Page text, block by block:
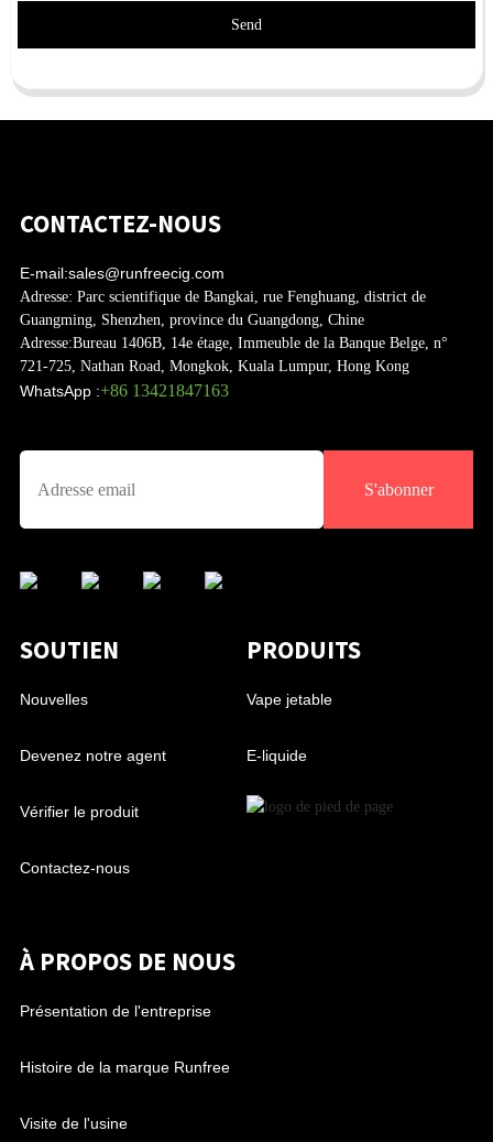
Send
CONTACTEZ-NOUS
E-mail:sales@runfreecig.com
Adresse: Parc scientifique de Bangkai, rue Fenghuang, district de
Guangming, Shenzhen, province du Guangdong, Chine
Adresse:Bureau 1406B, 14e étage, Immeuble de la Banque Belge, n°
721-725, Nathan Road, Mongkok, Kuala Lumpur, Hong Kong
WhatsApp :+86 13421847163
S'abonner
SOUTIEN
Nouvelles
Devenez notre agent
Vérifier le produit
Contactez-nous
PRODUITS
Vape jetable
E-liquide
À PROPOS DE NOUS
Présentation de l'entreprise
Histoire de la marque Runfree
Visite de l'usine